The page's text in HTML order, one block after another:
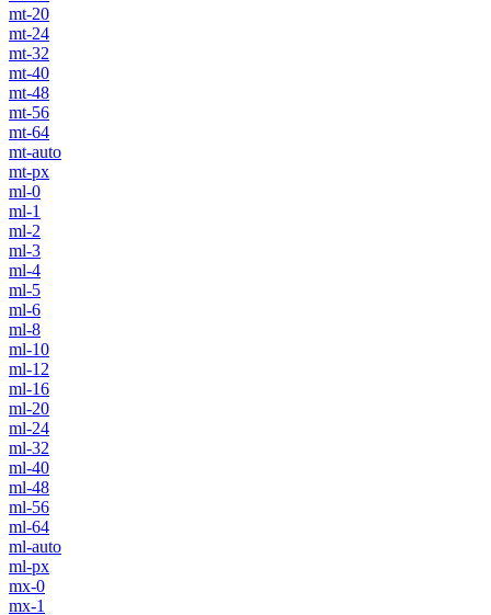
mt-20
mt-24
mt-32
mt-40
mt-48
mt-56
mt-64
mt-auto
mt-px
ml-0
ml-1
ml-2
ml-3
ml-4
ml-5
ml-6
ml-8
ml-10
ml-12
ml-16
ml-20
ml-24
ml-32
ml-40
ml-48
ml-56
ml-64
ml-auto
ml-px
mx-0
mx-1